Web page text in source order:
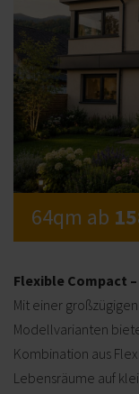
64qm ab
Flexible Compact
Mit einer
Modellvarianten
Kombination aus
Lebensräume auf